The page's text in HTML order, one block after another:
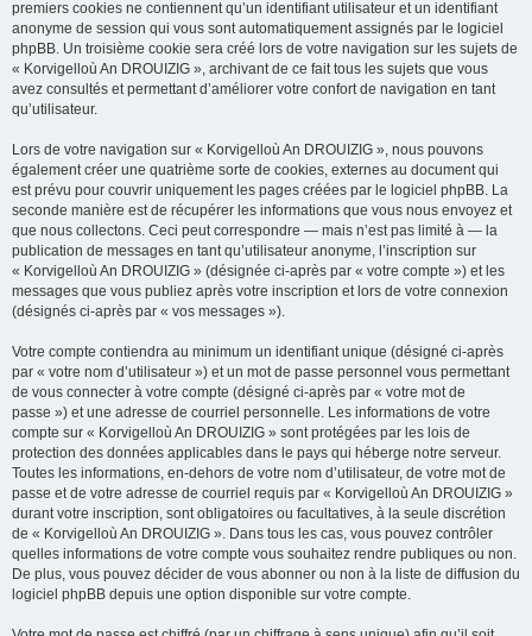
premiers cookies ne contiennent qu’un identifiant utilisateur et un identifiant
anonyme de session qui vous sont automatiquement assignés par le logiciel
phpBB. Un troisième cookie sera créé lors de votre navigation sur les sujets de
« Korvigelloù An DROUIZIG », archivant de ce fait tous les sujets que vous
avez consultés et permettant d’améliorer votre confort de navigation en tant
qu’utilisateur.
Lors de votre navigation sur « Korvigelloù An DROUIZIG », nous pouvons
également créer une quatrième sorte de cookies, externes au document qui
est prévu pour couvrir uniquement les pages créées par le logiciel phpBB. La
seconde manière est de récupérer les informations que vous nous envoyez et
que nous collectons. Ceci peut correspondre — mais n’est pas limité à — la
publication de messages en tant qu’utilisateur anonyme, l’inscription sur
« Korvigelloù An DROUIZIG » (désignée ci-après par « votre compte ») et les
messages que vous publiez après votre inscription et lors de votre connexion
(désignés ci-après par « vos messages »).
Votre compte contiendra au minimum un identifiant unique (désigné ci-après
par « votre nom d’utilisateur ») et un mot de passe personnel vous permettant
de vous connecter à votre compte (désigné ci-après par « votre mot de
passe ») et une adresse de courriel personnelle. Les informations de votre
compte sur « Korvigelloù An DROUIZIG » sont protégées par les lois de
protection des données applicables dans le pays qui héberge notre serveur.
Toutes les informations, en-dehors de votre nom d’utilisateur, de votre mot de
passe et de votre adresse de courriel requis par « Korvigelloù An DROUIZIG »
durant votre inscription, sont obligatoires ou facultatives, à la seule discrétion
de « Korvigelloù An DROUIZIG ». Dans tous les cas, vous pouvez contrôler
quelles informations de votre compte vous souhaitez rendre publiques ou non.
De plus, vous pouvez décider de vous abonner ou non à la liste de diffusion du
logiciel phpBB depuis une option disponible sur votre compte.